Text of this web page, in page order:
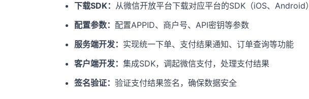
下载SDK： 从微信开放平台下载对应平台的SDK（iOS、Android）
配置参数： 配置APPID、商户号、API密钥等参数
服务端开发： 实现统一下单、支付结果通知、订单查询等功能
客户端开发： 集成SDK，调起微信支付，处理支付结果
签名验证： 验证支付结果签名，确保数据安全